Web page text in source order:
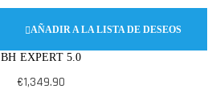
AÑADIR A LA LISTA DE DESEOS
Este
producto
BH EXPERT 5.0
€1,349.90